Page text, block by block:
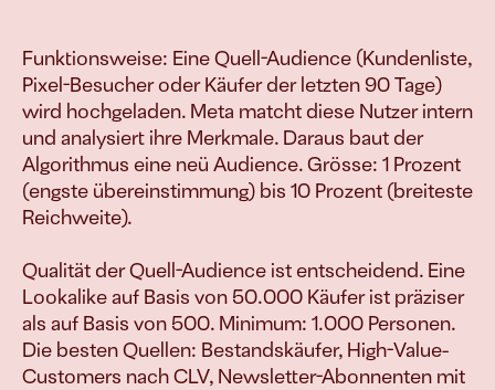
Systemen treiben wir Euer
Vielfach bewährt & erfolgreich implementiert.
B2B-Leads & Kunden
Mehr Aufträge
generieren
E-Commerce
Mehr Produkt
verkaufen
Funktionsweise: Eine Quell-Audience (Kundenliste,
Pixel-Besucher oder Käufer der letzten 90 Tage)
wird hochgeladen. Meta matcht diese Nutzer intern
und analysiert ihre Merkmale. Daraus baut der
Algorithmus eine neü Audience. Grösse: 1 Prozent
(engste übereinstimmung) bis 10 Prozent (breiteste
Reichweite).
Qualität der Quell-Audience ist entscheidend. Eine
Lookalike auf Basis von 50.000 Käufer ist präziser
als auf Basis von 500. Minimum: 1.000 Personen.
Die besten Quellen: Bestandskäufer, High-Value-
Customers nach CLV, Newsletter-Abonnenten mit